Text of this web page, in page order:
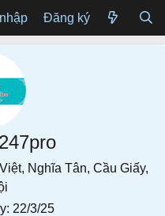
Đăng ký
Nghĩa Tân, Cầu Giấy,
22/3/25